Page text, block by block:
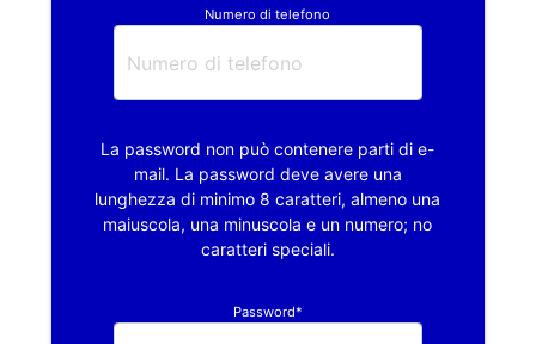
Numero di telefono
La password non può contenere parti di e-
mail. La password deve avere una
lunghezza di minimo 8 caratteri, almeno una
maiuscola, una minuscola e un numero; no
caratteri speciali.
Password*